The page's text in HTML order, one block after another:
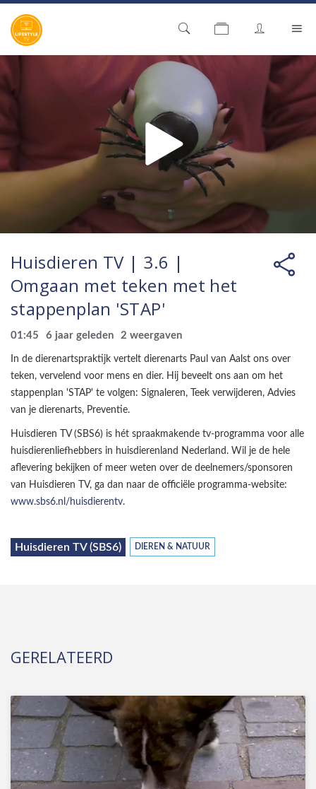
Huisdieren TV | 3.6 |
Omgaan met teken met het
stappenplan 'STAP'
01:45 6 jaar geleden 2 weergaven
In de dierenartspraktijk vertelt dierenarts Paul van Aalst ons over
teken, vervelend voor mens en dier. Hij beveelt ons aan om het
stappenplan 'STAP' te volgen: Signaleren, Teek verwijderen, Advies
van je dierenarts, Preventie.
Huisdieren TV (SBS6) is hét spraakmakende tv-programma voor alle
huisdierenliefhebbers in huisdierenland Nederland. Wil je de hele
aflevering bekijken of meer weten over de deelnemers/sponsoren
van Huisdieren TV, ga dan naar de officiële programma-website:
www.sbs6.nl/huisdierentv.
Huisdieren TV (SBS6) DIEREN & NATUUR
GERELATEERD